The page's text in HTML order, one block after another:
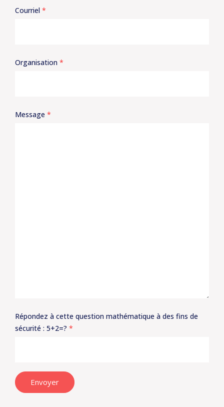
Courriel *
Organisation *
Message *
Répondez à cette question mathématique à des fins de
sécurité : 5+2=? *
Envoyer